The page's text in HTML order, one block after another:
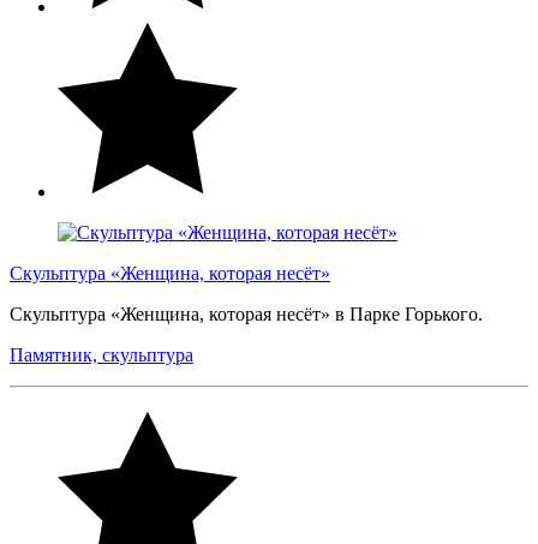
Скульптура «Женщина, которая несёт»
Скульптура «Женщина, которая несёт» в Парке Горького.
Памятник, скульптура